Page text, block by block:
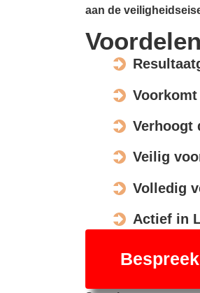
aan de
Voordelen
Verhoogt
Veilig
Volledig
Actief in